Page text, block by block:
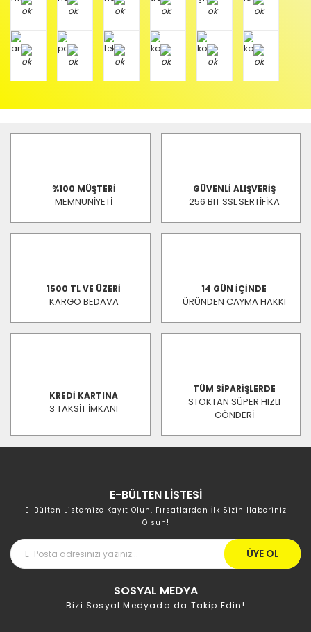
%100 MÜŞTERİ
MEMNUNİYETİ
GÜVENLİ ALIŞVERİŞ
256 BIT SSL SERTİFİKA
1500 TL VE ÜZERİ
KARGO BEDAVA
14 GÜN İÇİNDE
ÜRÜNDEN CAYMA HAKKI
KREDİ KARTINA
3 TAKSİT İMKANI
TÜM SİPARİŞLERDE
STOKTAN SÜPER HIZLI
GÖNDERİ
E-BÜLTEN LİSTESİ
E-Bülten Listemize Kayıt Olun, Fırsatlardan İlk Sizin Haberiniz
Olsun!
ÜYE OL
SOSYAL MEDYA
Bizi Sosyal Medyada da Takip Edin!